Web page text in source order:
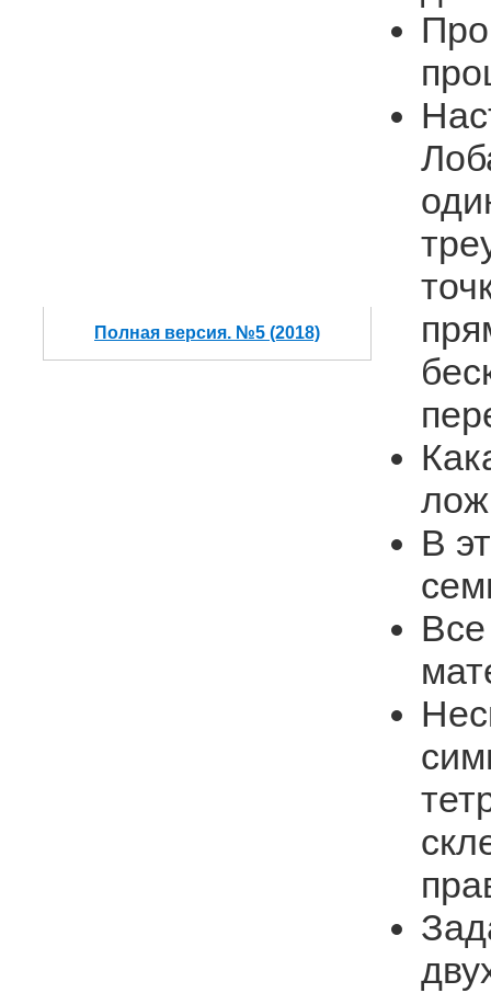
Полная версия. №5 (2018)
В